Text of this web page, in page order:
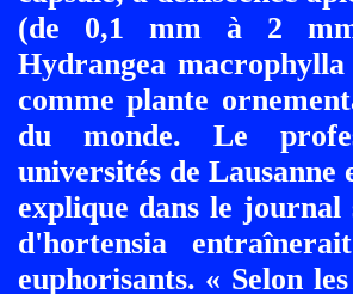
(de 0,1 mm à 2
Hydrangea
comme plante
du monde. Le
universités de
explique dans le
d'hortensia
euphorisants. « Selon